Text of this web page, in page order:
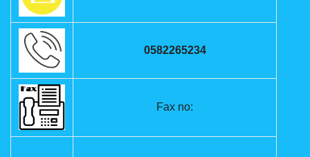
0582265234
Fax no: